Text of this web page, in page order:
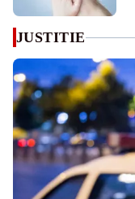
JUSTITIE